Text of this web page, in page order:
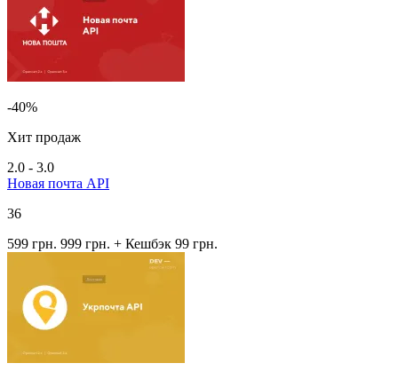
-40%
Хит продаж
2.0 - 3.0
Новая почта API
36
599 грн. 999 грн. + Кешбэк 99 грн.